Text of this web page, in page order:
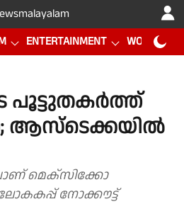
ENTERTAINMENT WORLD CUP
പൂട്ടുതകര്‍ത്ത്
ആസ്ടെക്കയില്‍
മെക്സിക്കോ
നോക്കൗട്ട്